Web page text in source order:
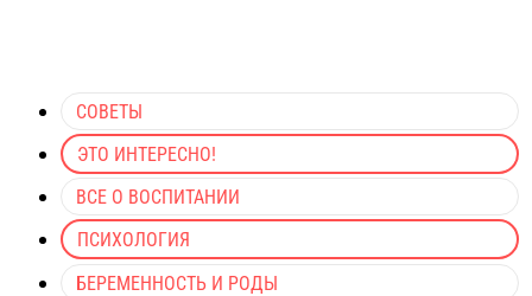
СОВЕТЫ
ЭТО ИНТЕРЕСНО!
ВСЕ О ВОСПИТАНИИ
ПСИХОЛОГИЯ
БЕРЕМЕННОСТЬ И РОДЫ